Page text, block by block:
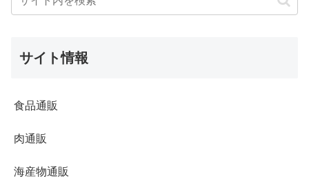
サイト情報
食品通販
肉通販
海産物通販